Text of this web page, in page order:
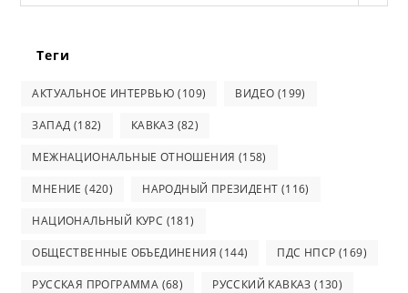
Теги
АКТУАЛЬНОЕ ИНТЕРВЬЮ (109) ВИДЕО (199)
ЗАПАД (182) КАВКАЗ (82)
МЕЖНАЦИОНАЛЬНЫЕ ОТНОШЕНИЯ (158)
МНЕНИЕ (420) НАРОДНЫЙ ПРЕЗИДЕНТ (116)
НАЦИОНАЛЬНЫЙ КУРС (181)
ОБЩЕСТВЕННЫЕ ОБЪЕДИНЕНИЯ (144) ПДС НПСР (169)
РУССКАЯ ПРОГРАММА (68) РУССКИЙ КАВКАЗ (130)